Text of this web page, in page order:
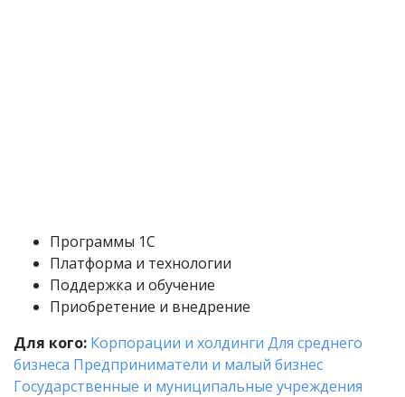
Программы 1С
Платформа и технологии
Поддержка и обучение
Приобретение и внедрение
Для кого: Корпорации и холдинги Для среднего
бизнеса Предприниматели и малый бизнес
Государственные и муниципальные учреждения